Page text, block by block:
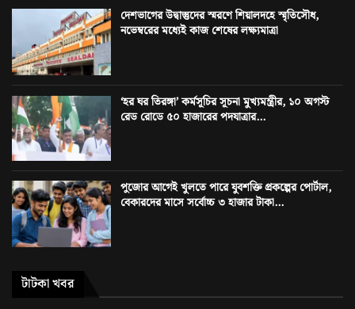
দেশভাগের উদ্বাস্তুদের স্মরণে শিয়ালদহে স্মৃতিসৌধ,
নভেম্বরের মধ্যেই কাজ শেষের লক্ষ্যমাত্রা
‘হর ঘর তিরঙ্গা’ কর্মসূচির সূচনা মুখ্যমন্ত্রীর, ১০ অগস্ট
রেড রোডে ৫০ হাজারের পদযাত্রার...
পুজোর আগেই খুলতে পারে যুবশক্তি প্রকল্পের পোর্টাল,
বেকারদের মাসে সর্বোচ্চ ৩ হাজার টাকা...
টাটকা খবর